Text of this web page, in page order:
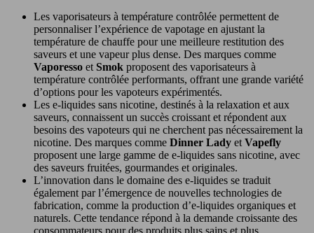
Les vaporisateurs à température contrôlée permettent de
personnaliser l’expérience de vapotage en ajustant la
température de chauffe pour une meilleure restitution des
saveurs et une vapeur plus dense. Des marques comme
Vaporesso et Smok proposent des vaporisateurs à
température contrôlée performants, offrant une grande variété
d’options pour les vapoteurs expérimentés.
Les e-liquides sans nicotine, destinés à la relaxation et aux
saveurs, connaissent un succès croissant et répondent aux
besoins des vapoteurs qui ne cherchent pas nécessairement la
nicotine. Des marques comme Dinner Lady et Vapefly
proposent une large gamme de e-liquides sans nicotine, avec
des saveurs fruitées, gourmandes et originales.
L’innovation dans le domaine des e-liquides se traduit
également par l’émergence de nouvelles technologies de
fabrication, comme la production d’e-liquides organiques et
naturels. Cette tendance répond à la demande croissante des